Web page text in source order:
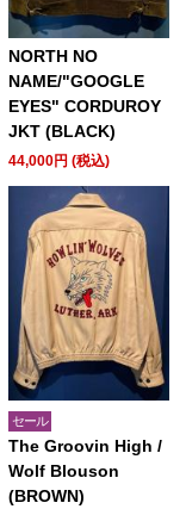
NORTH NO
NAME/"GOOGLE
EYES" CORDUROY
JKT (BLACK)
44,000円 (税込)
セール
The Groovin High /
Wolf Blouson
(BROWN)